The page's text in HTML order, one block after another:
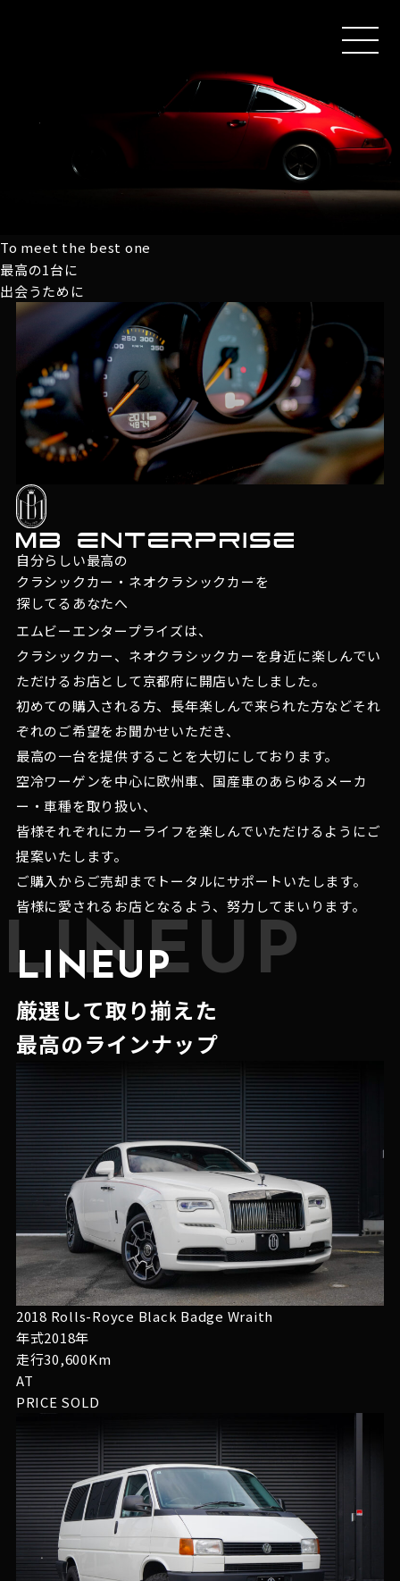
MEN
To meet the best one
最高の1台に
出会うために
自分らしい最高の
クラシックカー・ネオクラシックカーを
探してるあなたへ
エムビーエンタープライズは、
クラシックカー、ネオクラシックカーを身近に楽しんでい
ただけるお店として京都府に開店いたしました。
初めての購入される方、長年楽しんで来られた方などそれ
ぞれのご希望をお聞かせいただき、
最高の一台を提供することを大切にしております。
空冷ワーゲンを中心に欧州車、国産車のあらゆるメーカ
ー・車種を取り扱い、
皆様それぞれにカーライフを楽しんでいただけるようにご
提案いたします。
ご購入からご売却までトータルにサポートいたします。
皆様に愛されるお店となるよう、努力してまいります。
LINEUP
LINEUP
厳選して取り揃えた
最高のラインナップ
2018 Rolls-Royce Black Badge Wraith
年式2018年
走行30,600Km
AT
PRICE SOLD